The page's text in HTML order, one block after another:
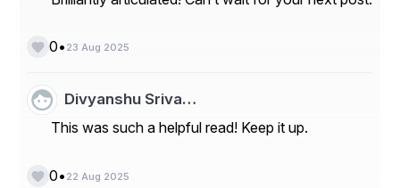
0• 23 Aug 2025
Divyanshu Sriva…
This was such a helpful read! Keep it up.
0• 22 Aug 2025